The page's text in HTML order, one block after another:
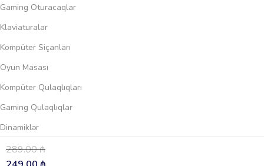
Gaming Oturacaqlar
Klaviaturalar
Kompüter Siçanları
Oyun Masası
Kompüter Qulaqlıqları
Gaming Qulaqlıqlar
Dinamiklər
Keçidlər
289.00₼